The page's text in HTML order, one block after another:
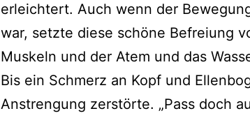
erleichtert. Auch wenn der
war, setzte diese schöne Befreiung
Muskeln und der Atem und das
Bis ein Schmerz an Kopf und
Anstrengung zerstörte. „Pass doch